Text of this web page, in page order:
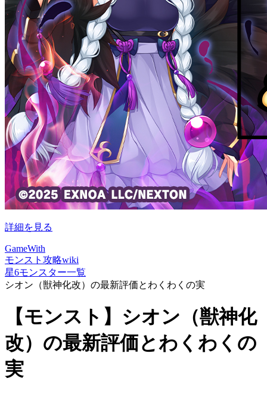
詳細を見る
GameWith
モンスト攻略wiki
星6モンスター一覧
シオン（獣神化改）の最新評価とわくわくの実
【モンスト】シオン（獣神化
改）の最新評価とわくわくの
実